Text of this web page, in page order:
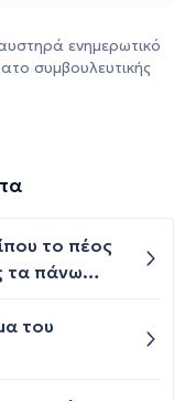
ενημερωτικό
συμβουλευτικής
το πέος
τα πάνω
του